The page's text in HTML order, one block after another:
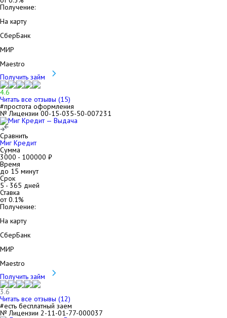
Получение:
На карту
СберБанк
МИР
Maestro
Получить займ
4.6
Читать все отзывы (15)
#простота оформления
№ Лицензии 00-15-035-50-007231
Сравнить
Миг Кредит
Сумма
3000 - 100000 ₽
Время
до 15 минут
Срок
5- 365 дней
Ставка
от0.1%
Получение:
На карту
СберБанк
МИР
Maestro
Получить займ
3.6
Читать все отзывы (12)
#есть бесплатный заем
№ Лицензии 2-11-01-77-000037